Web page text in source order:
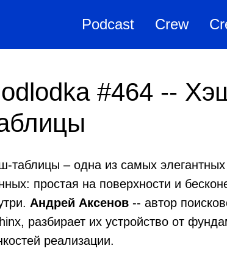
Podcast Crew
#464 --
таблицы – одна из самых элегантных
простая на поверхности и
Андрей Аксенов -- автор
разбирает их устройство от
реализации.